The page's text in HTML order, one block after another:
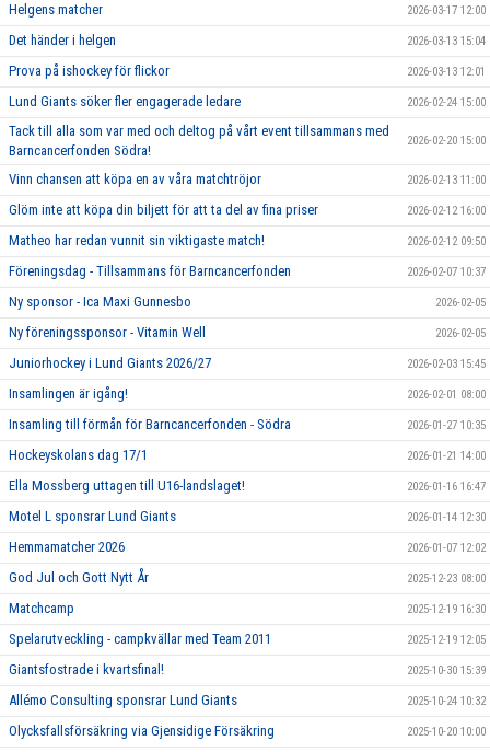
Helgens matcher 2026-03-17 12:00
Det händer i helgen 2026-03-13 15:04
Prova på ishockey för flickor 2026-03-13 12:01
Lund Giants söker fler engagerade ledare 2026-02-24 15:00
Tack till alla som var med och deltog på vårt event tillsammans med
Barncancerfonden Södra!
2026-02-20 15:00
Vinn chansen att köpa en av våra matchtröjor 2026-02-13 11:00
Glöm inte att köpa din biljett för att ta del av fina priser 2026-02-12 16:00
Matheo har redan vunnit sin viktigaste match! 2026-02-12 09:50
Föreningsdag - Tillsammans för Barncancerfonden 2026-02-07 10:37
Ny sponsor - Ica Maxi Gunnesbo 2026-02-05
Ny föreningssponsor - Vitamin Well 2026-02-05
Juniorhockey i Lund Giants 2026/27 2026-02-03 15:45
Insamlingen är igång! 2026-02-01 08:00
Insamling till förmån för Barncancerfonden - Södra 2026-01-27 10:35
Hockeyskolans dag 17/1 2026-01-21 14:00
Ella Mossberg uttagen till U16-landslaget! 2026-01-16 16:47
Motel L sponsrar Lund Giants 2026-01-14 12:30
Hemmamatcher 2026 2026-01-07 12:02
God Jul och Gott Nytt År 2025-12-23 08:00
Matchcamp 2025-12-19 16:30
Spelarutveckling - campkvällar med Team 2011 2025-12-19 12:05
Giantsfostrade i kvartsfinal! 2025-10-30 15:39
Allémo Consulting sponsrar Lund Giants 2025-10-24 10:32
Olycksfallsförsäkring via Gjensidige Försäkring 2025-10-20 10:00